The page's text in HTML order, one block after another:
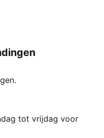
Een gevoerde
buitenzool
voor diegenen
licht en
comfort
tot vrijdag voor